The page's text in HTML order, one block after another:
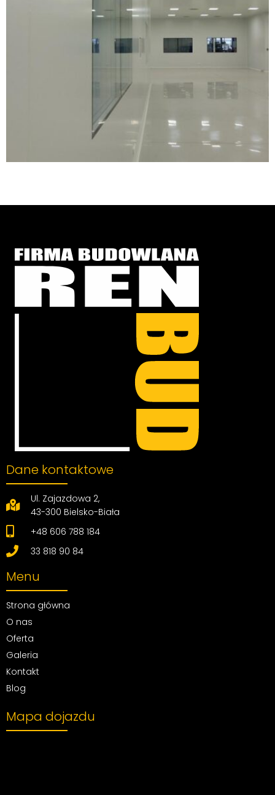
Dane kontaktowe
Ul. Zajazdowa 2,
43-300 Bielsko-Biała
+48 606 788 184
33 818 90 84
Menu
Strona główna
O nas
Oferta
Galeria
Kontakt
Blog
Mapa dojazdu